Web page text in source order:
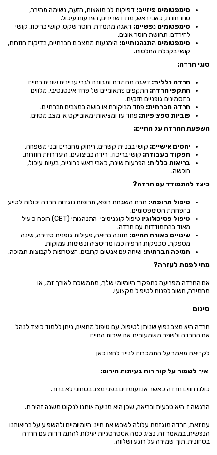
סימפטומים פיזיים: דפיקות לב מואצות, הזעה, נשימה מהירה,
סחרחורת, כאבי ראש, מתח שרירים, הפרעות עיכול.
סימפטומים נפשיים: דאגה מתמדת, חוסר שקט, קושי בריכוז, קושי
להירדם, תחושת חוסר אונים.
סימפטומים התנהגותיים: הימנעות ממצבים חברתיים, בדיקות חוזרות,
קושי בקבלת החלטות.
סוגי חרדה:
חרדה כללית: דאגה מתמדת ומגוונת לגבי עניינים שונים בחיים.
התקפי חרדה: התקפים פתאומיים של פחד אינטנסיבי, מלווים
בתסמינים גופניים חזקים.
חרדה חברתית: פחד מביקורת או בושה במצבים חברתיים.
פוביות ספציפיות: פחד עז ומציאותי מאובייקט או מצב מסוים.
השפעת החרדה על החיים:
יחסים אישיים: קושי בבניית קשרים, ריחוק מחברים ובני משפחה.
תפקוד בעבודה: קושי בריכוז, ירידה בביצועים, היעדרויות חוזרות.
בריאות כללית: הפרעות שינה, כאבי ראש כרוניים, בעיות עיכול,
חולשה.
כיצד להתמודד עם חרדה?
טיפול תרופתי: תחת השגחת רופא, תרופות נוגדות חרדה יכולות לסייע
בהפחתת הסימפטומים.
טיפול פסיכולוגי:
טיפול קוגניטיבי-התנהגותי (CBT) הוכח כיעיל
מאוד בהתמודדות עם חרדה.
שינויים באורח החיים: תזונה בריאה, פעילות גופנית סדירה, שינה
מספקת, טכניקות הרפיה כמו מדיטציה ונשימות עמוקות.
תמיכה חברתית: שיחה עם אנשים קרובים, הצטרפות לקבוצות תמיכה.
מתי לפנות לעזרה?
אם החרדה מפריעה לתפקוד היומיומי שלך, מתמשכת לאורך זמן, או
מחמירה, חשוב לפנות לטיפול מקצועי.
סיכום
חרדה היא מצב נפוץ שניתן לטיפול. עם טיפול מתאים, ניתן ללמוד כיצד לנהל
את החרדה ולשפר משמעותית את איכות החיים.
לקריאת מאמר על התמכרות לנייד לחצו כאן
איך לשמור על קור רוח בעיתות חירום:
כולנו חווים חרדה כאשר אנו עומדים בפני מצב בטחוני לא ברור.
הרגשה זו היא טבעית ובריאה, שכן היא מניעה אותנו לנקוט משנה זהירות.
עם זאת, חרדה מוגזמת עלולה לשבש את חיינו היומיומיים ולהשפיע על בריאותנו
הנפשית. במאמר זה, נציג כמה אסטרטגיות יעילות להתמודדות עם חרדה
בטחונית, תוך שמירה על רוגע ושלווה.